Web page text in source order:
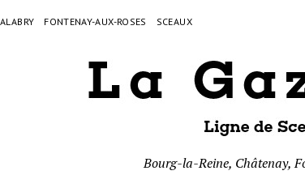
FONTENAY-AUX-ROSES SCEAUX
Bourg-la-Reine, Châtenay,